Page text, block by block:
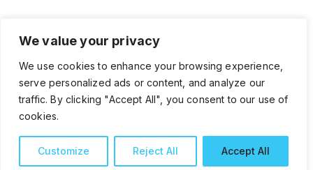
We value your privacy
We use cookies to enhance your browsing experience,
serve personalized ads or content, and analyze our
traffic. By clicking "Accept All", you consent to our use of
cookies.
Customize Reject All Accept All
© 2026 CLL HEALTH. All Rights Reserved.
Terms and Conditions
Privacy Policy